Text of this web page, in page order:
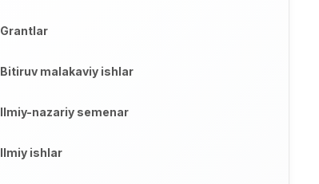
Grantlar
Bitiruv malakaviy ishlar
Ilmiy-nazariy semenar
Ilmiy ishlar